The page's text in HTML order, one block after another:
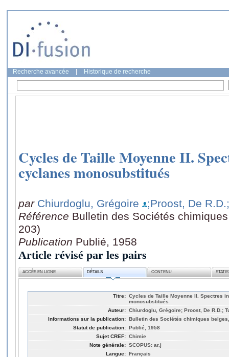
Recherche avancée Historique de recherche
Cycles de Taille Moyenne II.
cyclanes monosubstitués
par Chiurdoglu, Grégoire ;Proost, De R.D.
Référence Bulletin des Sociétés
203)
Publication Publié, 1958
Article révisé par les pairs
ACCÈS EN LIGNE DÉTAILS CONTENU
Titre: Cycles de Taille Moyenne II. Spectres
monosubstitués
Auteur: Chiurdoglu, Grégoire; Proost, De R.D.;
Informations sur la publication: Bulletin des Sociétés chimiques
Statut de publication: Publié, 1958
Sujet CREF: Chimie
Note générale: SCOPUS: ar.j
Langue: Français